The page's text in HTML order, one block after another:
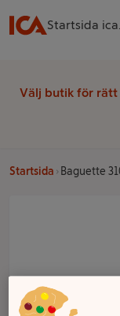
Startsida
Välj butik för rätt
Startsida Baguette